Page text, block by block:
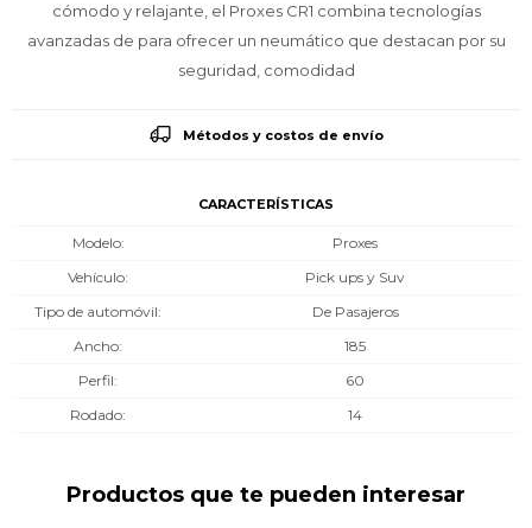
cómodo y relajante, el Proxes CR1 combina tecnologías
avanzadas de para ofrecer un neumático que destacan por su
seguridad, comodidad
Métodos y costos de envío
CARACTERÍSTICAS
Modelo
Proxes
Vehículo
Pick ups y Suv
Tipo de automóvil
De Pasajeros
Ancho
185
Perfil
60
Rodado
14
Productos que te pueden interesar